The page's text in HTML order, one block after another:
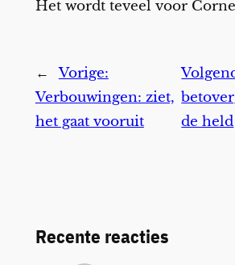
Het wordt teveel voor
←
Vorige:
Verbouwingen: ziet,
het gaat vooruit
de held
Recente reacties